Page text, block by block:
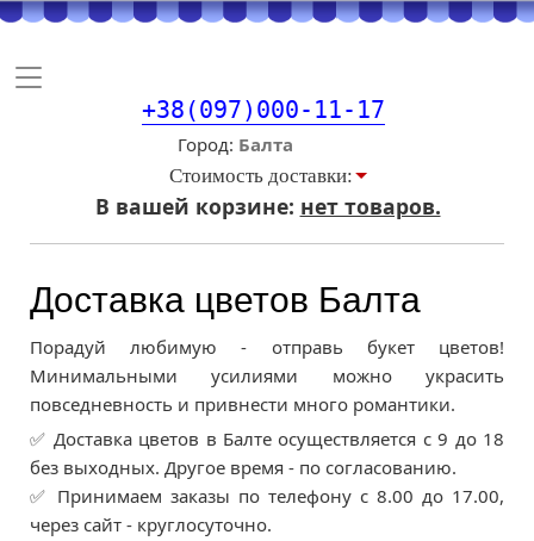
Toggle
+38(097)000-11-17
Город
Стоимость доставки:
В вашей корзине: нет товаров.
Доставка цветов Балта
Порадуй любимую - отправь букет цветов!
Минимальными усилиями можно украсить
повседневность и привнести много романтики.
✅ Доставка цветов в Балте осуществляется с 9 до 18
без выходных. Другое время - по согласованию.
✅ Принимаем заказы по телефону с 8.00 до 17.00,
через сайт - круглосуточно.